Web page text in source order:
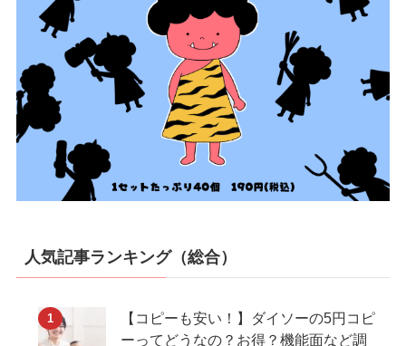
人気記事ランキング（総合）
【コピーも安い！】ダイソーの5円コピ
ーってどうなの？お得？機能面など調